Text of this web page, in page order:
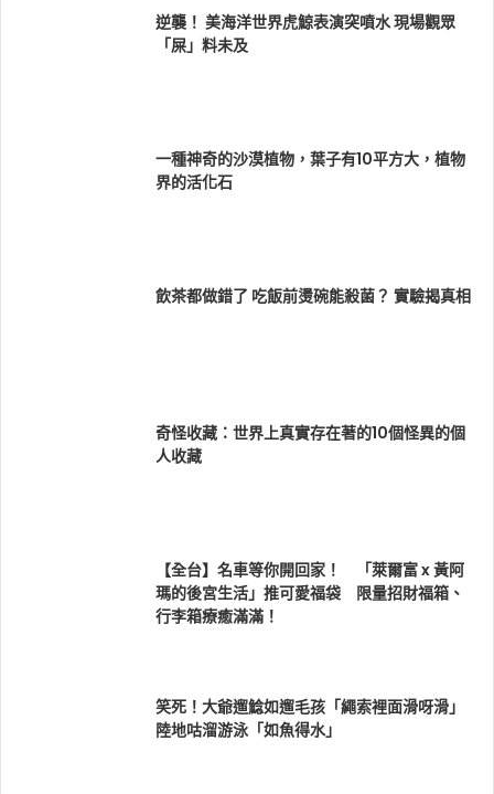
逆襲！ 美海洋世界虎鯨表演突噴水 現場觀眾
「屎」料未及
一種神奇的沙漠植物，葉子有10平方大，植物
界的活化石
飲茶都做錯了 吃飯前燙碗能殺菌？ 實驗揭真相
奇怪收藏：世界上真實存在著的10個怪異的個
人收藏
【全台】名車等你開回家！ 「萊爾富 x 黃阿
瑪的後宮生活」推可愛福袋 限量招財福箱、
行李箱療癒滿滿！
笑死！大爺遛鯰如遛毛孩「繩索裡面滑呀滑」
陸地咕溜游泳「如魚得水」